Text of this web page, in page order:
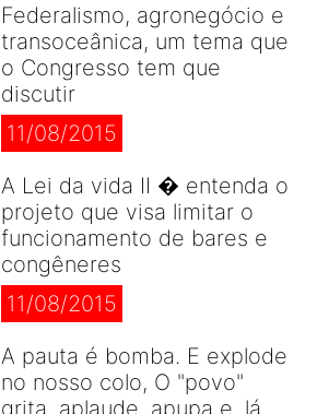
Federalismo, agronegócio e
transoceânica, um tema que
o Congresso tem que
discutir
11/08/2015
A Lei da vida II � entenda o
projeto que visa limitar o
funcionamento de bares e
congêneres
11/08/2015
A pauta é bomba. E explode
no nosso colo, O "povo"
grita, aplaude, apupa e, lá